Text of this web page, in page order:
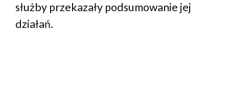
służby przekazały podsumowanie jej
działań.